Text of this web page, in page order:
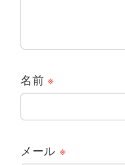
名前※
メール ※